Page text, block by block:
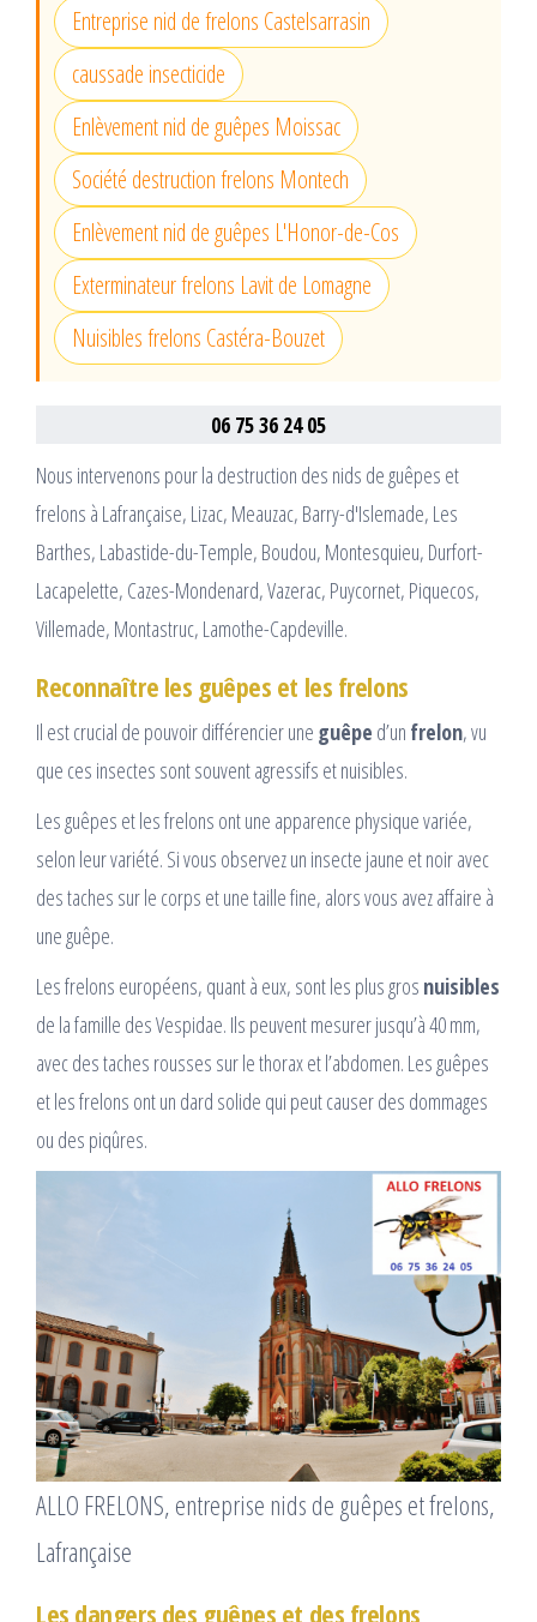
Entreprise nid de frelons Castelsarrasin
caussade insecticide
Enlèvement nid de guêpes Moissac
Société destruction frelons Montech
Enlèvement nid de guêpes L'Honor-de-Cos
Exterminateur frelons Lavit de Lomagne
Nuisibles frelons Castéra-Bouzet
06 75 36 24 05
Nous intervenons pour la destruction des nids de guêpes et
frelons à Lafrançaise, Lizac, Meauzac, Barry-d'Islemade, Les
Barthes, Labastide-du-Temple, Boudou, Montesquieu, Durfort-
Lacapelette, Cazes-Mondenard, Vazerac, Puycornet, Piquecos,
Villemade, Montastruc, Lamothe-Capdeville.
Reconnaître les guêpes et les frelons
Il est crucial de pouvoir différencier une guêpe d’un frelon, vu
que ces insectes sont souvent agressifs et nuisibles.
Les guêpes et les frelons ont une apparence physique variée,
selon leur variété. Si vous observez un insecte jaune et noir avec
des taches sur le corps et une taille fine, alors vous avez affaire à
une guêpe.
Les frelons européens, quant à eux, sont les plus gros nuisibles
de la famille des Vespidae. Ils peuvent mesurer jusqu’à 40 mm,
avec des taches rousses sur le thorax et l’abdomen. Les guêpes
et les frelons ont un dard solide qui peut causer des dommages
ou des piqûres.
ALLO FRELONS, entreprise nids de guêpes et frelons,
Lafrançaise
Les dangers des guêpes et des frelons